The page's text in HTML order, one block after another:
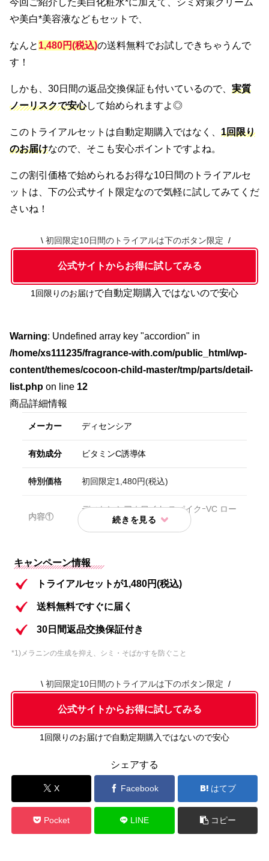
今回ご紹介した美白化粧水*に加えて、シミ対策クリーム
や美白*美容液などもセットで、
なんと 1,480円(税込)の送料無料でお試しできちゃうんで
す！
しかも、30日間の返品交換保証も付いているので、 実質
ノーリスクで安心して始められますよ◎
このトライアルセットは自動定期購入ではなく、 1回限り
のお届けなので、そこも安心ポイントですよね。
この割引価格で始められるお得な10日間のトライアルセ
ットは、下の公式サイト限定なので気軽に試してみてくだ
さいね！
初回限定10日間のトライアルは下のボタン限定
公式サイトからお得に試してみる
1回限りのお届けで自動定期購入ではないので安心
Warning: Undefined array key "accordion" in
/home/xs111235/fragrance-with.com/public_html/wp-
content/themes/cocoon-child-master/tmp/parts/detail-
list.php on line 12
商品詳細情報
メーカー ディセンシア
有効成分 ビタミンC誘導体
特別価格 初回限定1,480円(税込)
内容①
ディセンシアホワイト スパイクｰVC ロー
ション(医薬部外品) (20mL)
内容②
ート(医薬部外品) (8mL)
内容③
ーム (8g)
ディセンシア フォーミング ウォッシュ(2
包)
キャンペーン情報
トライアルセットが1,480円(税込)
送料無料ですぐに届く
30日間返品交換保証付き
*1)メラニンの生成を抑え、シミ・そばかすを防ぐこと
初回限定10日間のトライアルは下のボタン限定
公式サイトからお得に試してみる
1回限りのお届けで自動定期購入ではないので安心
シェアする
X Facebook はてブ
Pocket LINE コピー